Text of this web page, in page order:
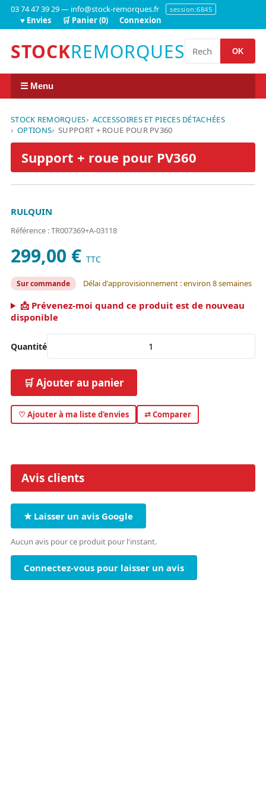
03 74 47 39 29 — info@stock-remorques.fr session:6845
♥ Envies 🛒 Panier (0) Connexion
STOCKREMORQUES OK
☰ Menu
STOCK REMORQUES
ACCESSOIRES ET PIECES DÉTACHÉES
OPTIONS
SUPPORT + ROUE POUR PV360
Support + roue pour PV360
RULQUIN
Référence : TR007369+A-03118
299,00 € TTC
Sur commande Délai d'approvisionnement : environ 8 semaines
📩 Prévenez-moi quand ce produit est de nouveau
disponible
Quantité
🛒 Ajouter au panier
♡ Ajouter à ma liste d'envies ⇄ Comparer
Avis clients
★ Laisser un avis Google
Aucun avis pour ce produit pour l'instant.
Connectez-vous pour laisser un avis